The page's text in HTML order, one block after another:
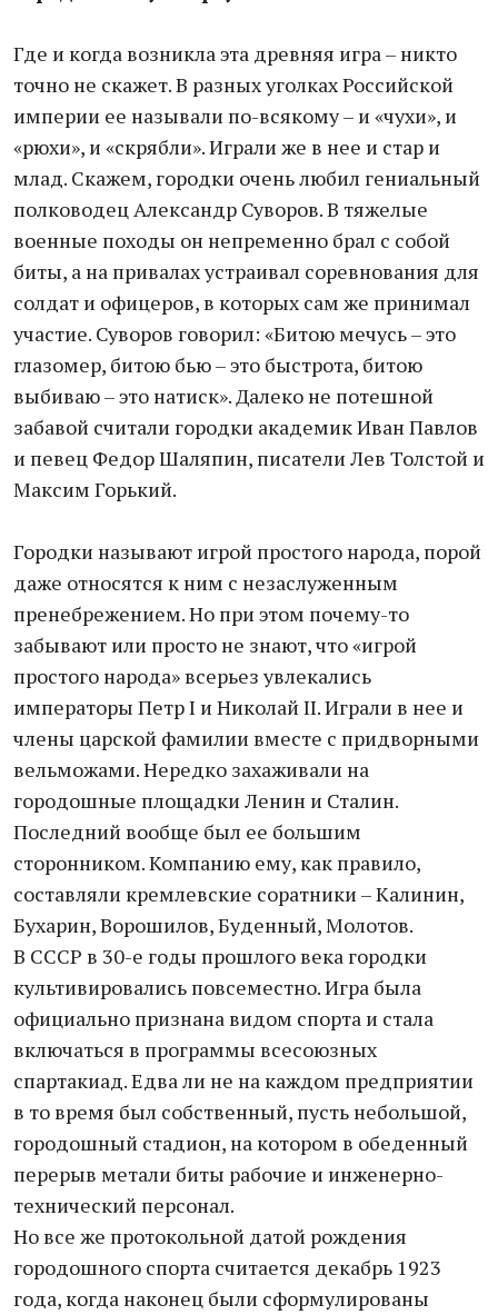
Где и когда возникла эта древняя игра – никто
точно не скажет. В разных уголках Российской
империи ее называли по-всякому – и «чухи», и
«рюхи», и «скрябли». Играли же в нее и стар и
млад. Скажем, городки очень любил гениальный
полководец Александр Суворов. В тяжелые
военные походы он непременно брал с собой
биты, а на привалах устраивал соревнования для
солдат и офицеров, в которых сам же принимал
участие. Суворов говорил: «Битою мечусь – это
глазомер, битою бью – это быстрота, битою
выбиваю – это натиск». Далеко не потешной
забавой считали городки академик Иван Павлов
и певец Федор Шаляпин, писатели Лев Толстой и
Максим Горький.
Городки называют игрой простого народа, порой
даже относятся к ним с незаслуженным
пренебрежением. Но при этом почему-то
забывают или просто не знают, что «игрой
простого народа» всерьез увлекались
императоры Петр I и Николай II. Играли в нее и
члены царской фамилии вместе с придворными
вельможами. Нередко захаживали на
городошные площадки Ленин и Сталин.
Последний вообще был ее большим
сторонником. Компанию ему, как правило,
составляли кремлевские соратники – Калинин,
Бухарин, Ворошилов, Буденный, Молотов.
В СССР в 30-е годы прошлого века городки
культивировались повсеместно. Игра была
официально признана видом спорта и стала
включаться в программы всесоюзных
спартакиад. Едва ли не на каждом предприятии
в то время был собственный, пусть небольшой,
городошный стадион, на котором в обеденный
перерыв метали биты рабочие и инженерно-
технический персонал.
Но все же протокольной датой рождения
городошного спорта считается декабрь 1923
года, когда наконец были сформулированы